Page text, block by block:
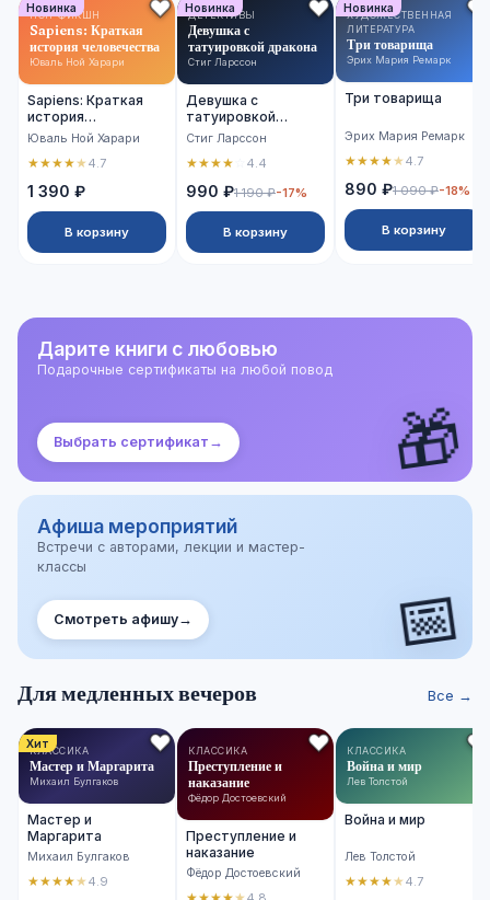
Новинка
НОН-ФИКШН
Sapiens: Краткая
история человечества
Юваль Ной Харари
Sapiens: Краткая
история
человечества
Юваль Ной Харари
★★★★★4.7
1 390 ₽
В корзину
Новинка
ДЕТЕКТИВЫ
Девушка с
татуировкой дракона
Стиг Ларссон
Девушка с
татуировкой
дракона
Стиг Ларссон
★★★★ 4.4
990 ₽1 190 ₽-17%
В корзину
Новинка
ХУДОЖЕСТВЕННАЯ
ЛИТЕРАТУРА
Три товарища
Эрих Мария Ремарк
Три товарища
Эрих Мария Ремарк
★★★★★4.7
890 ₽1 090 ₽-18%
В корзину
Дарите книги с любовью
Подарочные сертификаты на любой повод
Выбрать сертификат → 🎁
Афиша мероприятий
Встречи с авторами, лекции и мастер-
классы
Смотреть афишу→ 📅
Для медленных вечеров Все →
Хит
КЛАССИКА
Мастер и Маргарита
Михаил Булгаков
Мастер и
Маргарита
Михаил Булгаков
★★★★★4.9
КЛАССИКА
Преступление и
наказание
Фёдор Достоевский
Преступление и
наказание
Фёдор Достоевский
КЛАССИКА
Война и мир
Лев Толстой
Война и мир
Лев Толстой
★★★★★4.7